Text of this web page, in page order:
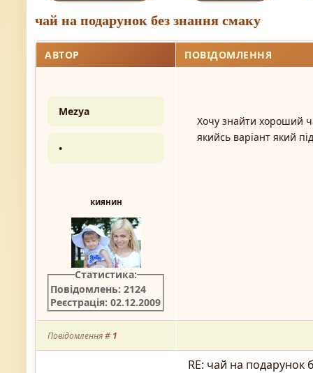
чай на подарунок без знання смаку
АВТОР ПОВІДОМЛЕННЯ
Mezya
•
киянин
Статистика:
Повідомлень: 2124
Реєстрація: 02.12.2009
Хочу знайти хороший
якийсь варіант який
Повідомлення# 1
RE: чай на подарунок